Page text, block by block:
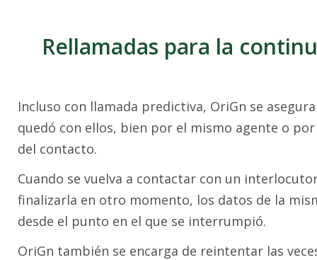
Rellamadas para la
Incluso con llamada predictiva, OriGn se
quedó con ellos, bien por el mismo agente o
del contacto.
Cuando se vuelva a contactar con un
finalizarla en otro momento, los datos de la
desde el punto en el que se interrumpió.
OriGn también se encarga de reintentar las